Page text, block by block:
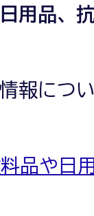
用品、
報につ
品や日